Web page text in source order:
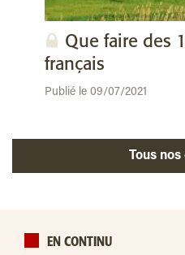
Que faire des
français
Publié le 09/07/2021
Tous
EN CONTINU